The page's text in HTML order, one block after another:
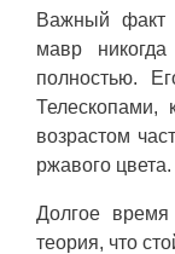
Важный факт
мавр
полностью.
возрастом
ржавого цвета.
Долгое
теория, что